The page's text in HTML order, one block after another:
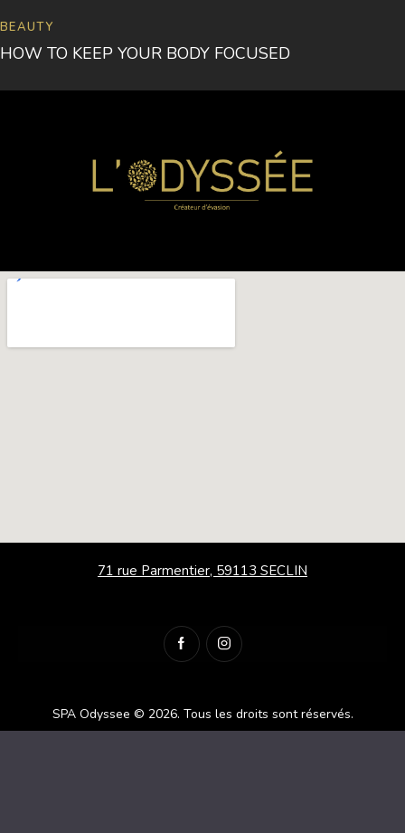
e
i
BEAUTY
HOW TO KEEP YOUR BODY FOCUSED
71 rue Parmentier, 59113 SECLIN
SPA Odyssee © 2026. Tous les droits sont réservés.